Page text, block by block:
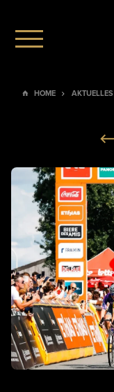
HOME AKTUELLES